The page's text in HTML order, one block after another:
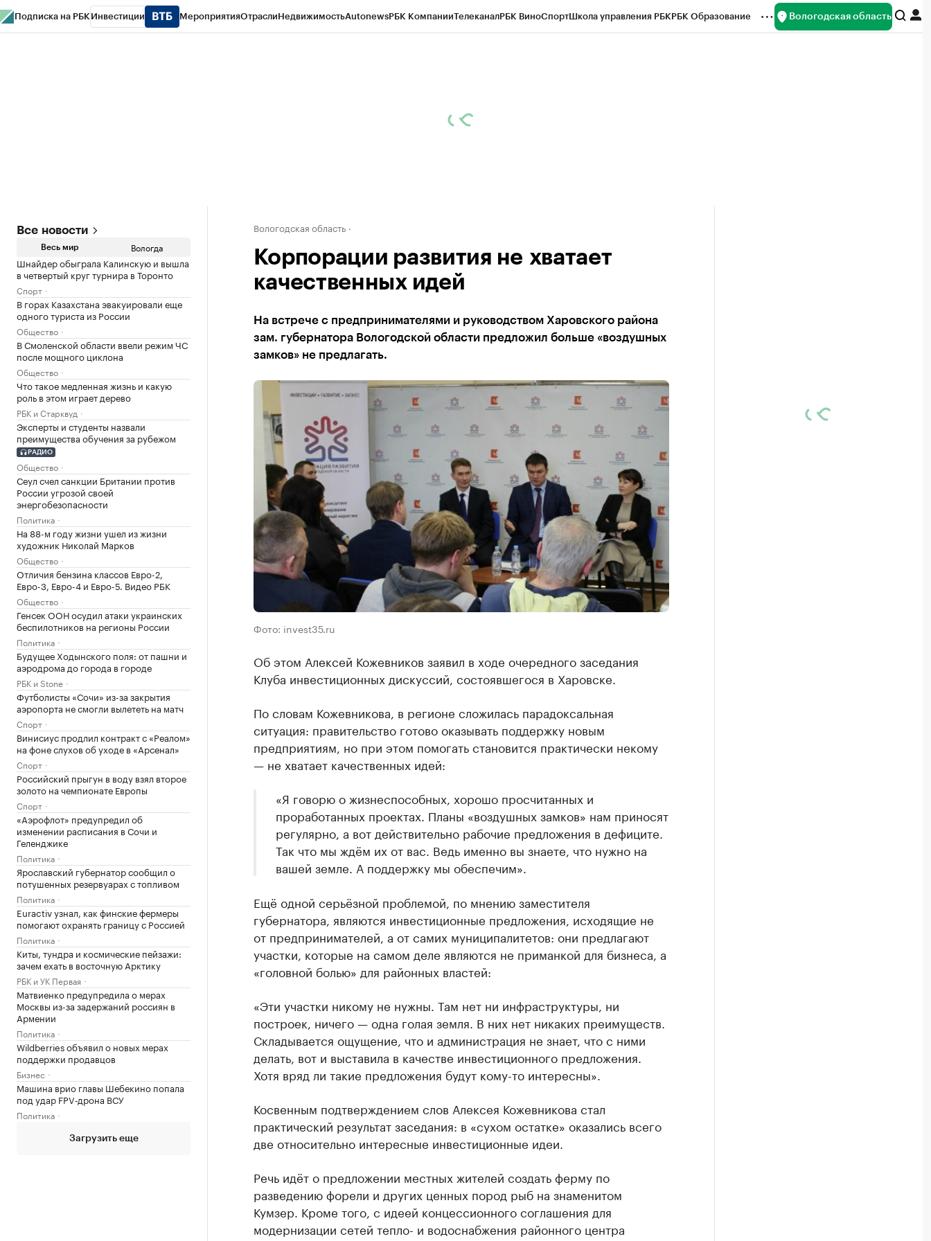
Подписка на РБК Инвестиции МероприятияОтраслиНедвижимостьAutonewsРБК КомпанииТелеканалРБК ВиноСпортШкола управления РБКРБК Образование Вологодская область
Все новости
Весь мир Вологда
Шнайдер обыграла Калинскую и вышла
в четвертый круг турнира в Торонто
Спорт
В горах Казахстана эвакуировали еще
одного туриста из России
Общество
В Смоленской области ввели режим ЧС
после мощного циклона
Общество
Что такое медленная жизнь и какую
роль в этом играет дерево
РБК и Старквуд
Эксперты и студенты назвали
преимущества обучения за рубежом
РАДИО
Общество
Сеул счел санкции Британии против
России угрозой своей
энергобезопасности
Политика
На 88-м году жизни ушел из жизни
художник Николай Марков
Общество
Отличия бензина классов Евро-2,
Евро-3, Евро-4 и Евро-5. Видео РБК
Общество
Генсек ООН осудил атаки украинских
беспилотников на регионы России
Политика
Будущее Ходынского поля: от пашни и
аэродрома до города в городе
РБК и Stone
Футболисты «Сочи» из-за закрытия
аэропорта не смогли вылететь на матч
Спорт
Винисиус продлил контракт с «Реалом»
на фоне слухов об уходе в «Арсенал»
Спорт
Российский прыгун в воду взял второе
золото на чемпионате Европы
Спорт
«Аэрофлот» предупредил об
изменении расписания в Сочи и
Геленджике
Политика
Ярославский губернатор сообщил о
потушенных резервуарах с топливом
Политика
Euractiv узнал, как финские фермеры
помогают охранять границу с Россией
Политика
Киты, тундра и космические пейзажи:
зачем ехать в восточную Арктику
РБК и УК Первая
Матвиенко предупредила о мерах
Москвы из-за задержаний россиян в
Армении
Политика
Wildberries объявил о новых мерах
поддержки продавцов
Бизнес
Машина врио главы Шебекино попала
под удар FPV‑дрона ВСУ
Политика
Загрузить еще
Вологодская область
Корпорации развития не хватает
качественных идей
На встрече с предпринимателями и руководством Харовского района
зам. губернатора Вологодской области предложил больше «воздушных
замков» не предлагать.
Фото: invest35.ru
Об этом Алексей Кожевников заявил в ходе очередного заседания
Клуба инвестиционных дискуссий, состоявшегося в Харовске.
По словам Кожевникова, в регионе сложилась парадоксальная
ситуация: правительство готово оказывать поддержку новым
предприятиям, но при этом помогать становится практически некому
— не хватает качественных идей:
«Я говорю о жизнеспособных, хорошо просчитанных и
проработанных проектах. Планы «воздушных замков» нам приносят
регулярно, а вот действительно рабочие предложения в дефиците.
Так что мы ждём их от вас. Ведь именно вы знаете, что нужно на
вашей земле. А поддержку мы обеспечим».
Ещё одной серьёзной проблемой, по мнению заместителя
губернатора, являются инвестиционные предложения, исходящие не
от предпринимателей, а от самих муниципалитетов: они предлагают
участки, которые на самом деле являются не приманкой для бизнеса, а
«головной болью» для районных властей:
«Эти участки никому не нужны. Там нет ни инфраструктуры, ни
построек, ничего — одна голая земля. В них нет никаких преимуществ.
Складывается ощущение, что и администрация не знает, что с ними
делать, вот и выставила в качестве инвестиционного предложения.
Хотя вряд ли такие предложения будут кому-то интересны».
Косвенным подтверждением слов Алексея Кожевникова стал
практический результат заседания: в «сухом остатке» оказались всего
две относительно интересные инвестиционные идеи.
Речь идёт о предложении местных жителей создать ферму по
разведению форели и других ценных пород рыб на знаменитом
Кумзер. Кроме того, с идеей концессионного соглашения для
модернизации сетей тепло- и водоснабжения районного центра